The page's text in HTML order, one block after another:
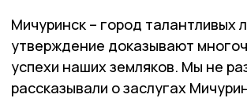
Мичуринск – город талантливых
утверждение доказывают
успехи наших земляков. Мы не
рассказывали о заслугах